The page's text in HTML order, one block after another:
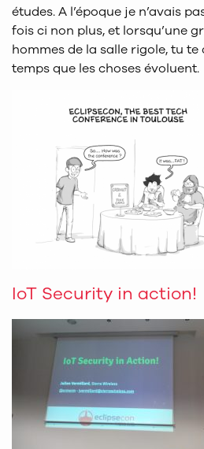
études. A l’époque je n’avais
fois ci non plus, et lorsqu’une
hommes de la salle rigole, tu te
temps que les choses évoluent.
IoT Security in action!